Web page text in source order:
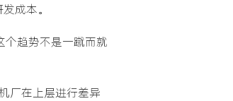
成本。
趋势不是一蹴而就
厂在上层进行差异